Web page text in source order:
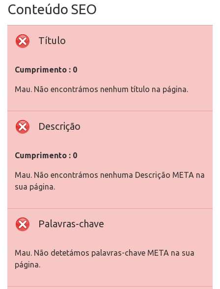
Conteúdo SEO
Título
Cumprimento : 0
Mau. Não encontrámos nenhum título na página.
Descrição
Cumprimento : 0
Mau. Não encontrámos nenhuma Descrição META na
sua página.
Palavras-chave
Mau. Não detetámos palavras-chave META na sua
página.